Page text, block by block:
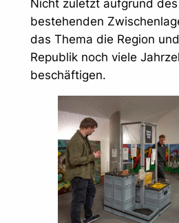
Nicht zuletzt aufgrund
bestehenden
das Thema die Region
Republik noch viele
beschäftigen.